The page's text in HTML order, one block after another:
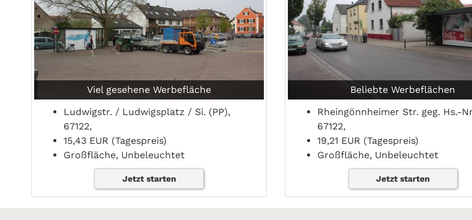
Viel gesehene Werbefläche
Ludwigstr. / Ludwigsplatz / Si. (PP),
67122,
15,43 EUR (Tagespreis)
Großfläche, Unbeleuchtet
Jetzt starten
Beliebte Werbeflächen
Rheingönnheimer Str. geg. Hs.-
67122,
19,21 EUR (Tagespreis)
Großfläche, Unbeleuchtet
Jetzt starten